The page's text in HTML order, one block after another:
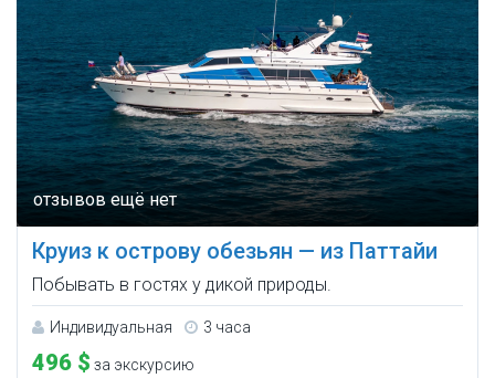
Круиз к острову обезьян — из Паттайи
Побывать в гостях у дикой природы.
Индивидуальная 3 часа
496 $ за экскурсию